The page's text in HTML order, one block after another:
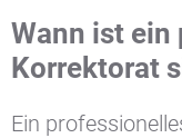
Wann ist
Korrektorat
Ein